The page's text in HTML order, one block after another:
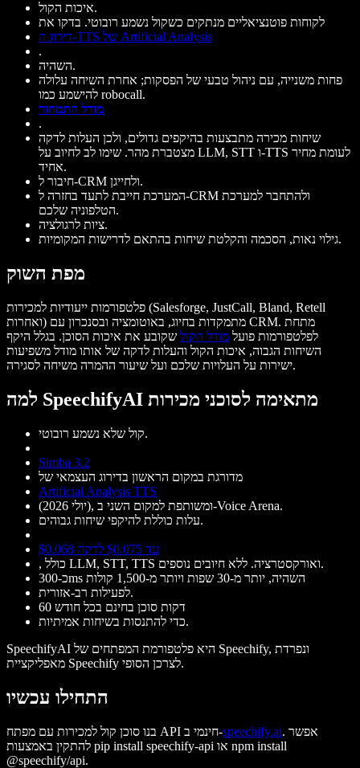
איכות הקול.
לקוחות פוטנציאליים מנתקים כשקול נשמע רובוטי. בדקו את
דירוג ה-TTS של Artificial Analysis
.
השהיה.
פחות משנייה, עם ניהול טבעי של הפסקות; אחרת השיחה עלולה
להישמע כמו robocall.
מודל התמחור
.
שיחות מכירה מתבצעות בהיקפים גדולים, ולכן העלות לדקה
מצטברת מהר. שימו לב לחיוב על LLM, STT ו-TTS לעומת מחיר
אחיד.
חיבור ל-CRM ולחייגן.
המערכת חייבת לתעד בחזרה ל-CRM ולהתחבר למערכת
הטלפוניה שלכם.
ציות לרגולציה.
גילוי נאות, הסכמה והקלטת שיחות בהתאם לדרישות המקומיות.
מפת השוק
פלטפורמות ייעודיות למכירות (Salesforge, JustCall, Bland, Retell
ואחרות) מתמקדות בחיוג, באוטומציה ובסנכרון עם CRM. מתחת
לפלטפורמות פועל מודל הקול שקובע את איכות הסוכן. בגלל היקף
השיחות הגבוה, איכות הקול והעלות לדקה של אותו מודל משפיעות
ישירות על העלויות שלכם ועל שיעור ההמרה משיחה לסגירה.
למה SpeechifyAI מתאימה לסוכני מכירות
קול שלא נשמע רובוטי.
Simba 3.2
מדורגת במקום הראשון בדירוג העצמאי של
Artificial Analysis TTS
(יולי 2026), ומשותפת למקום השני ב-Voice Arena.
עלות כוללת להיקפי שיחות גבוהים.
$0.068 עד $0.075 לדקה
, כולל LLM, STT, TTS ואורקסטרציה. ללא חיובים נוספים.
כ-300ms השהיה, יותר מ-30 שפות ויותר מ-1,500 קולות
לפעילות רב-אזורית.
60 דקות סוכן בחינם בכל חודש
כדי להתנסות בשיחות אמיתיות.
SpeechifyAI
מאפליקציית Speechify לצרכן הסופי.
התחילו עכשיו
בנו סוכן קול למכירות עם מפתח API חינמי ב-speechify.ai. אפשר
pip install speechify-api
npm install
@speechify/api.